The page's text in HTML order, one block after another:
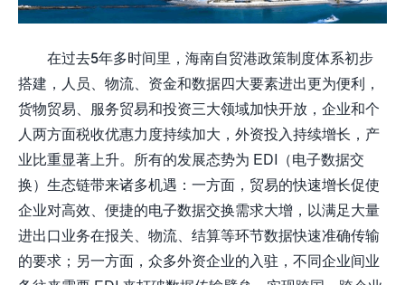
在过去5年多时间里，海南自贸港政策制度体系初步
搭建，人员、物流、资金和数据四大要素进出更为便利，
货物贸易、服务贸易和投资三大领域加快开放，企业和个
人两方面税收优惠力度持续加大，外资投入持续增长，产
业比重显著上升。所有的发展态势为 EDI（电子数据交
换）生态链带来诸多机遇：一方面，贸易的快速增长促使
企业对高效、便捷的电子数据交换需求大增，以满足大量
进出口业务在报关、物流、结算等环节数据快速准确传输
的要求；另一方面，众多外资企业的入驻，不同企业间业